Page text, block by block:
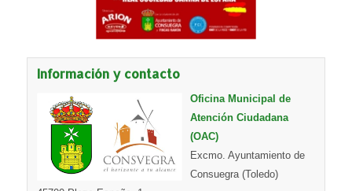
Información y contacto
Oficina Municipal de
Atención Ciudadana
(OAC)
Excmo. Ayuntamiento de
Consuegra (Toledo)